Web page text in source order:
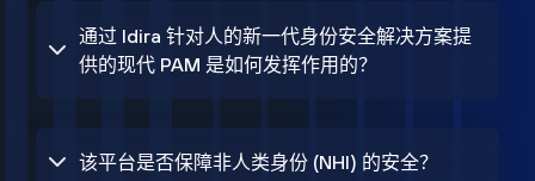
通过 Idira 针对人的新一代身份安全解决方案提
供的现代 PAM 是如何发挥作用的？
该平台是否保障非人类身份 (NHI) 的安全？